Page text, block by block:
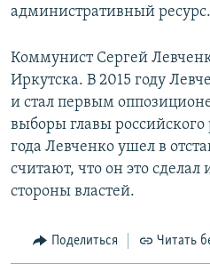
административный ресурс.
Коммунист Сергей
Иркутска. В 2015 году
и стал первым
выборы главы российского
года Левченко ушел в
считают, что он это сделал
стороны властей.
Поделиться Читать